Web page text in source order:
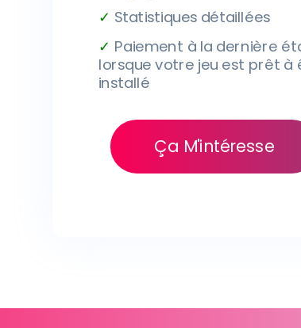
✓ Statistiques détaillées
✓ Paiement à la dernière
lorsque votre jeu est prêt à
installé
Ça M'intéresse